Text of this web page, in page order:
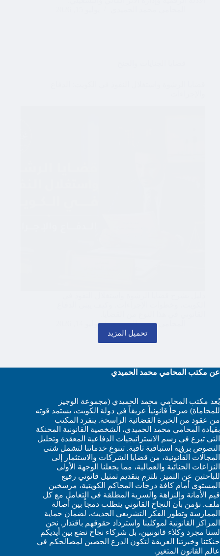
المحامي محمد الحميدي
يوليو 14, 2026
تحميل المزيد
عن مكتب المحامي محمد الحميدي
يُعد مكتب المحامي محمد الحميدي (مجموعة الوجيز
للمحاماة) صرحاً قانونياً عريقاً في دولة الكويت، يستمد قوته
من عقود من الخبرة القضائية الراسخة. ينفرد المكتب
بقيادة المحامي محمد الحميدي، الشخصية القانونية المحنكة
التي تبرع في رسم الاستراتيجيات الدفاعية المعقدة وتحليل
النصوص برؤية استباقية ثاقبة. تتنوع خدماتنا لتشمل شتى
المجالات القانونية، من قضايا الشركات والاستثمار إلى
النزاعات الجنائية والعمالية، مما يجعلنا الوجهة الأولى
للباحثين عن التميز. نلتزم بتقديم تمثيل قانوني رفيع
المستوى أمام كافة درجات المحاكم الكويتية، مرسخين
قيم الأمانة والنزاهة والسرية المطلقة في التعامل مع كل
ملف. نؤمن بأن النجاح القانوني يتطلب دمجاً بين أصالة
الممارسة وتطور الفكر التشريعي الحديث، لضمان حماية
المراكز القانونية لموكلينا واسترداد حقوقهم باقتدار. نحن
لسنا مجرد وكلاء قانونيين، بل شركاء نجاح نضع بين أيديكم
حنكتنا وخبرتنا العريقة لتكون الدرع الحصين لمصالحكم في
عالم القانون المتغير.